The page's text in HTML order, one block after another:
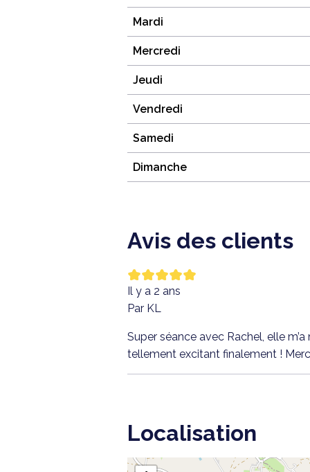
Mardi
Mercredi
Jeudi
Vendredi
Samedi
Dimanche
Avis des clients
Il y a 2 ans
Par KL
Super séance avec Rachel, elle
tellement excitant finalement !
Localisation